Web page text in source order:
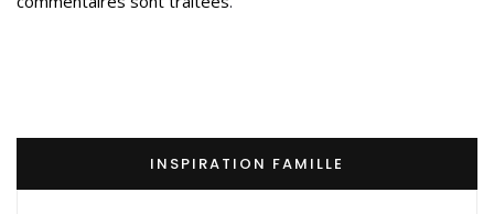
INSPIRATION FAMILLE